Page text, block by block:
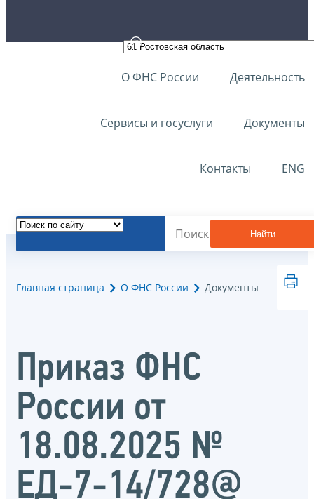
О ФНС России Деятельность
Сервисы и госуслуги Документы
Контакты ENG
Найти
Главная страница О ФНС России Документы
Приказ ФНС
России от
18.08.2025 №
ЕД-7-14/728@